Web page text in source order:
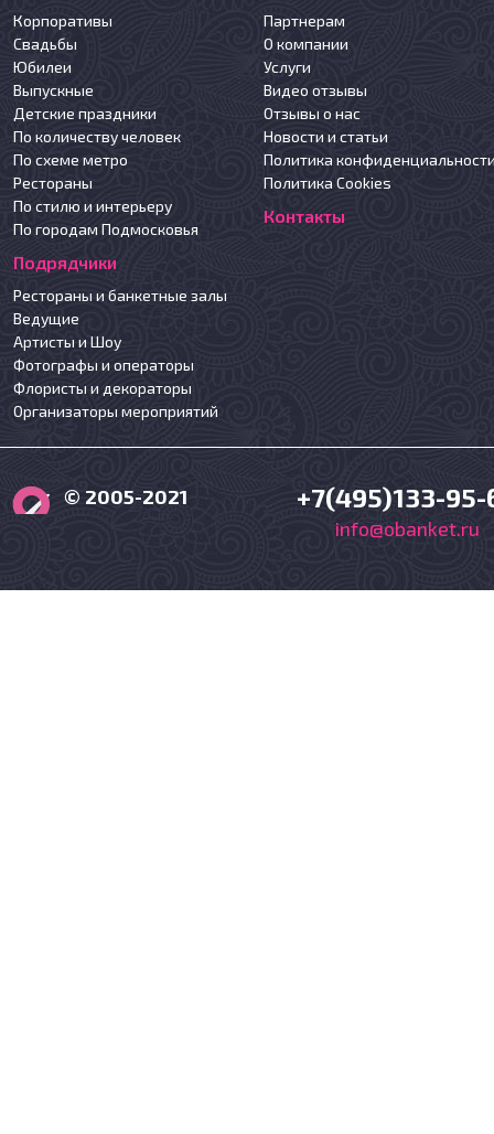
Корпоративы
Свадьбы
Юбилеи
Выпускные
Детские праздники
По количеству человек
По схеме метро
Рестораны
По стилю и интерьеру
По городам Подмосковья
Подрядчики
Рестораны и банкетные залы
Ведущие
Артисты и Шоу
Фотографы и операторы
Флористы и декораторы
Организаторы мероприятий
Партнерам
О компании
Услуги
Видео отзывы
Отзывы о нас
Новости и статьи
Политика
Политика Cookies
Контакты
© 2005-2021 +7(495)133-95-
info@obanket.ru